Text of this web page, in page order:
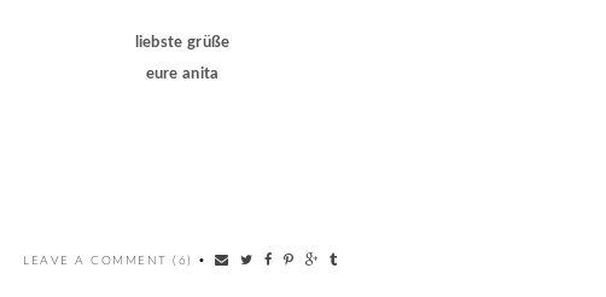
liebste grüße
eure anita
LEAVE A COMMENT (6) •